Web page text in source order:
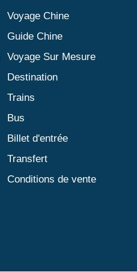
Voyage Chine
Guide Chine
Voyage Sur Mesure
Destination
Trains
Bus
Billet d'entrée
Transfert
Conditions de vente